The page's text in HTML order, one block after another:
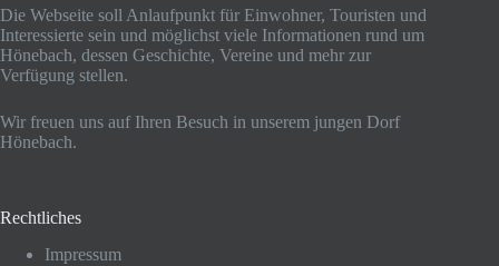
Die Webseite soll Anlaufpunkt für Einwohner, Touristen und
Interessierte sein und möglichst viele Informationen rund um
Hönebach, dessen Geschichte, Vereine und mehr zur
Verfügung stellen.
Wir freuen uns auf Ihren Besuch in unserem jungen Dorf
Hönebach.
Rechtliches
Impressum